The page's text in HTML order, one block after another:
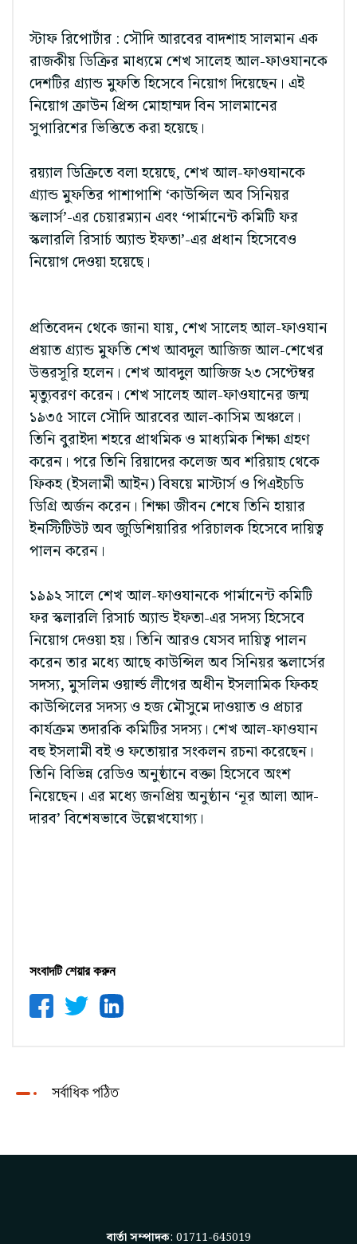
স্টাফ রিপোর্টার : সৌদি আরবের বাদশাহ সালমান এক
রাজকীয় ডিক্রির মাধ্যমে শেখ সালেহ আল-ফাওযানকে
দেশটির গ্র্যান্ড মুফতি হিসেবে নিয়োগ দিয়েছেন। এই
নিয়োগ ক্রাউন প্রিন্স মোহাম্মদ বিন সালমানের
সুপারিশের ভিত্তিতে করা হয়েছে।
রয়্যাল ডিক্রিতে বলা হয়েছে, শেখ আল-ফাওযানকে
গ্র্যান্ড মুফতির পাশাপাশি ‘কাউন্সিল অব সিনিয়র
স্কলার্স’-এর চেয়ারম্যান এবং ‘পার্মানেন্ট কমিটি ফর
স্কলারলি রিসার্চ অ্যান্ড ইফতা’-এর প্রধান হিসেবেও
নিয়োগ দেওয়া হয়েছে।
প্রতিবেদন থেকে জানা যায়, শেখ সালেহ আল-ফাওযান
প্রয়াত গ্র্যান্ড মুফতি শেখ আবদুল আজিজ আল-শেখের
উত্তরসূরি হলেন। শেখ আবদুল আজিজ ২৩ সেপ্টেম্বর
মৃত্যুবরণ করেন। শেখ সালেহ আল-ফাওযানের জন্ম
১৯৩৫ সালে সৌদি আরবের আল-কাসিম অঞ্চলে।
তিনি বুরাইদা শহরে প্রাথমিক ও মাধ্যমিক শিক্ষা গ্রহণ
করেন। পরে তিনি রিয়াদের কলেজ অব শরিয়াহ থেকে
ফিকহ (ইসলামী আইন) বিষয়ে মাস্টার্স ও পিএইচডি
ডিগ্রি অর্জন করেন। শিক্ষা জীবন শেষে তিনি হায়ার
ইনস্টিটিউট অব জুডিশিয়ারির পরিচালক হিসেবে দায়িত্ব
পালন করেন।
১৯৯২ সালে শেখ আল-ফাওযানকে পার্মানেন্ট কমিটি
ফর স্কলারলি রিসার্চ অ্যান্ড ইফতা-এর সদস্য হিসেবে
নিয়োগ দেওয়া হয়। তিনি আরও যেসব দায়িত্ব পালন
করেন তার মধ্যে আছে কাউন্সিল অব সিনিয়র স্কলার্সের
সদস্য, মুসলিম ওয়ার্ল্ড লীগের অধীন ইসলামিক ফিকহ
কাউন্সিলের সদস্য ও হজ মৌসুমে দাওয়াত ও প্রচার
কার্যক্রম তদারকি কমিটির সদস্য। শেখ আল-ফাওযান
বহু ইসলামী বই ও ফতোয়ার সংকলন রচনা করেছেন।
তিনি বিভিন্ন রেডিও অনুষ্ঠানে বক্তা হিসেবে অংশ
নিয়েছেন। এর মধ্যে জনপ্রিয় অনুষ্ঠান ‘নূর আলা আদ-
দারব’ বিশেষভাবে উল্লেখযোগ্য।
সংবাদটি শেয়ার করুন
সর্বাধিক পঠিত
বার্তা সম্পাদক: 01711-645019